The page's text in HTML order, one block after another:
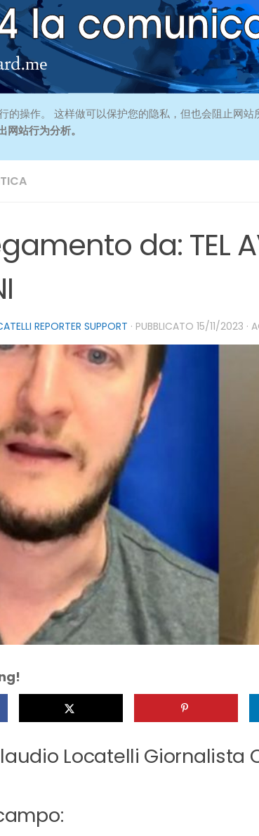
的操作。 这样做可以保护您的隐私，但也会阻止网
站行为分析。
da: TEL
REPORTER SUPPORT · PUBBLICATO 15/11/2023 ·
Locatelli Giornalista